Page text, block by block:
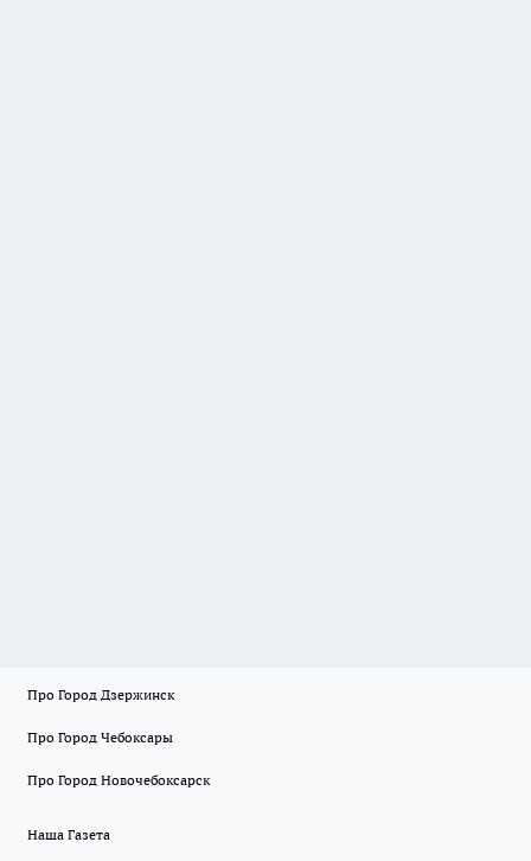
Про Город Дзержинск
Про Город Чебоксары
Про Город Новочебоксарск
Наша Газета